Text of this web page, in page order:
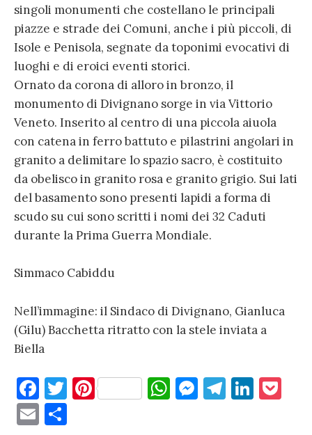
singoli monumenti che costellano le principali
piazze e strade dei Comuni, anche i più piccoli, di
Isole e Penisola, segnate da toponimi evocativi di
luoghi e di eroici eventi storici.
Ornato da corona di alloro in bronzo, il
monumento di Divignano sorge in via Vittorio
Veneto. Inserito al centro di una piccola aiuola
con catena in ferro battuto e pilastrini angolari in
granito a delimitare lo spazio sacro, è costituito
da obelisco in granito rosa e granito grigio. Sui lati
del basamento sono presenti lapidi a forma di
scudo su cui sono scritti i nomi dei 32 Caduti
durante la Prima Guerra Mondiale.
Simmaco Cabiddu
Nell’immagine: il Sindaco di Divignano, Gianluca
(Gilu) Bacchetta ritratto con la stele inviata a
Biella
F
a
T Pi W M T Li
E